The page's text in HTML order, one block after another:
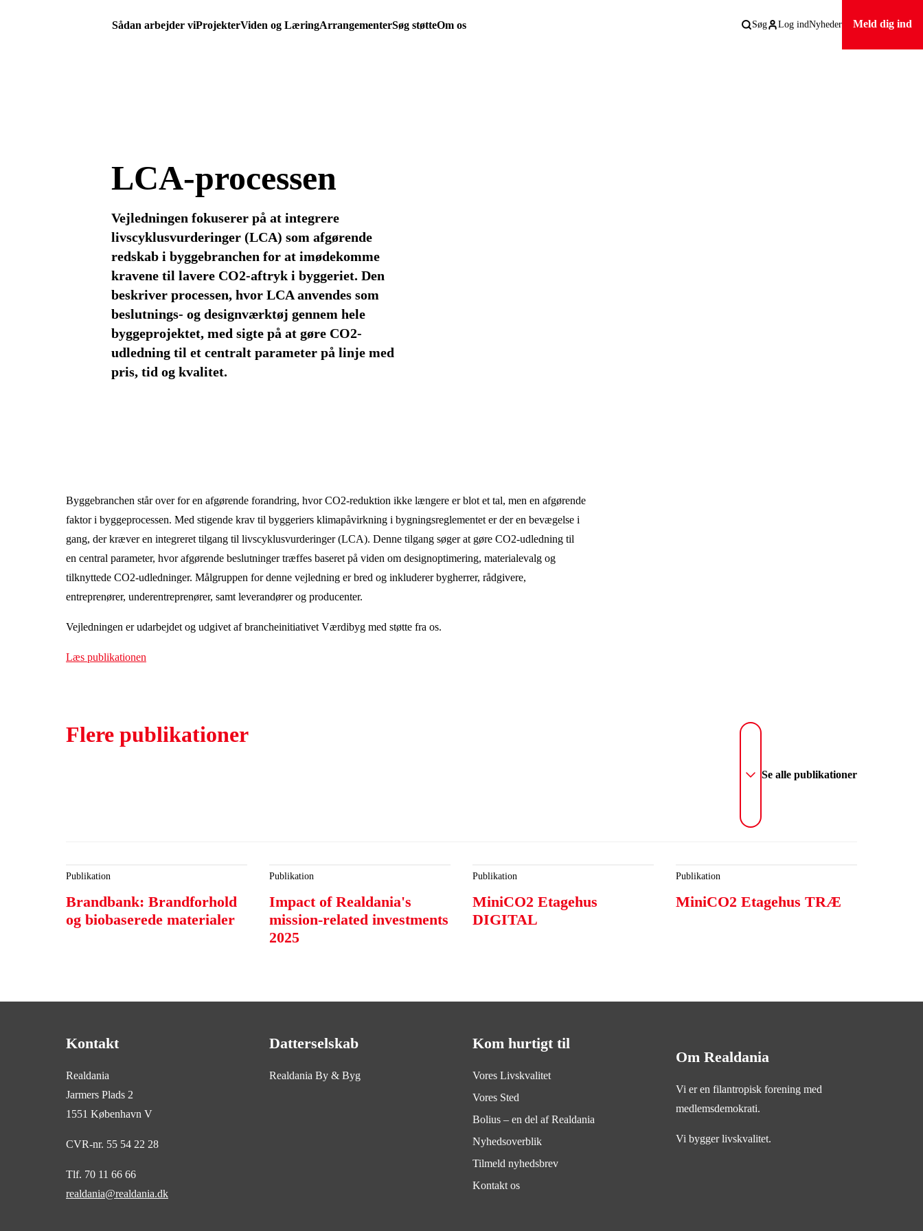
Sådan arbejder viProjekterViden og LæringArrangementerSøg støtteOm os Søg Log indNyheder Meld dig ind
LCA-processen
Vejledningen fokuserer på at integrere
livscyklusvurderinger (LCA) som afgørende
redskab i byggebranchen for at imødekomme
kravene til lavere CO2-aftryk i byggeriet. Den
beskriver processen, hvor LCA anvendes som
beslutnings- og designværktøj gennem hele
byggeprojektet, med sigte på at gøre CO2-
udledning til et centralt parameter på linje med
pris, tid og kvalitet.
Byggebranchen står over for en afgørende forandring, hvor CO2-reduktion ikke længere er blot et tal, men en afgørende
faktor i byggeprocessen. Med stigende krav til byggeriers klimapåvirkning i bygningsreglementet er der en bevægelse i
gang, der kræver en integreret tilgang til livscyklusvurderinger (LCA). Denne tilgang søger at gøre CO2-udledning til
en central parameter, hvor afgørende beslutninger træffes baseret på viden om designoptimering, materialevalg og
tilknyttede CO2-udledninger. Målgruppen for denne vejledning er bred og inkluderer bygherrer, rådgivere,
entreprenører, underentreprenører, samt leverandører og producenter.
Vejledningen er udarbejdet og udgivet af brancheinitiativet Værdibyg med støtte fra os.
Læs publikationen
Flere publikationer
Se alle publikationer
Publikation
Brandbank: Brandforhold
og biobaserede materialer
Publikation
Impact of Realdania's
mission-related investments
2025
Publikation
MiniCO2 Etagehus
DIGITAL
Publikation
MiniCO2 Etagehus TRÆ
Kontakt
Realdania
Jarmers Plads 2
1551 København V
CVR-nr. 55 54 22 28
Tlf. 70 11 66 66
realdania@realdania.dk
Datterselskab
Realdania By & Byg
Kom hurtigt til
Vores Livskvalitet
Vores Sted
Bolius – en del af Realdania
Nyhedsoverblik
Tilmeld nyhedsbrev
Kontakt os
Om Realdania
Vi er en filantropisk forening med
medlemsdemokrati.
Vi bygger livskvalitet.